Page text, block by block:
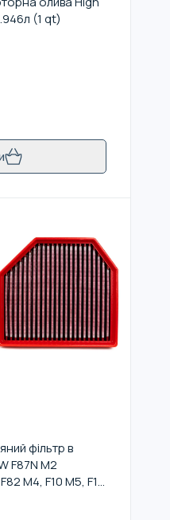
(1 qt)
фільтр в
F87N M2
M4, F10 M5, F13